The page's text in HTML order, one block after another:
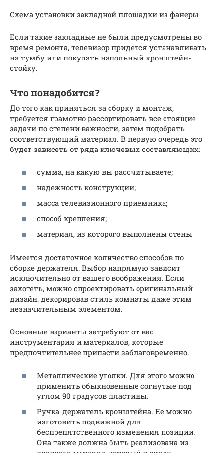
Схема установки закладной площадки из фанеры
Если такие закладные не были предусмотрены во
время ремонта, телевизор придется устанавливать
на тумбу или покупать напольный кронштейн-
стойку.
Что понадобится?
До того как приняться за сборку и монтаж,
требуется грамотно рассортировать все стоящие
задачи по степени важности, затем подобрать
соответствующий материал. В первую очередь это
будет зависеть от ряда ключевых составляющих:
сумма, на какую вы рассчитываете;
надежность конструкции;
масса телевизионного приемника;
способ крепления;
материал, из которого выполнены стены.
Имеется достаточное количество способов по
сборке держателя. Выбор напрямую зависит
исключительно от вашего воображения. Если
захотеть, можно спроектировать оригинальный
дизайн, декорировав стиль комнаты даже этим
незначительным элементом.
Основные варианты затребуют от вас
инструментария и материалов, которые
предпочтительнее припасти заблаговременно.
Металлические уголки. Для этого можно
применить обыкновенные согнутые под
углом 90 градусов пластины.
Ручка-держатель кронштейна. Ее можно
изготовить подвижной для
беспрепятственного изменения позиции.
Она также должна быть реализована из